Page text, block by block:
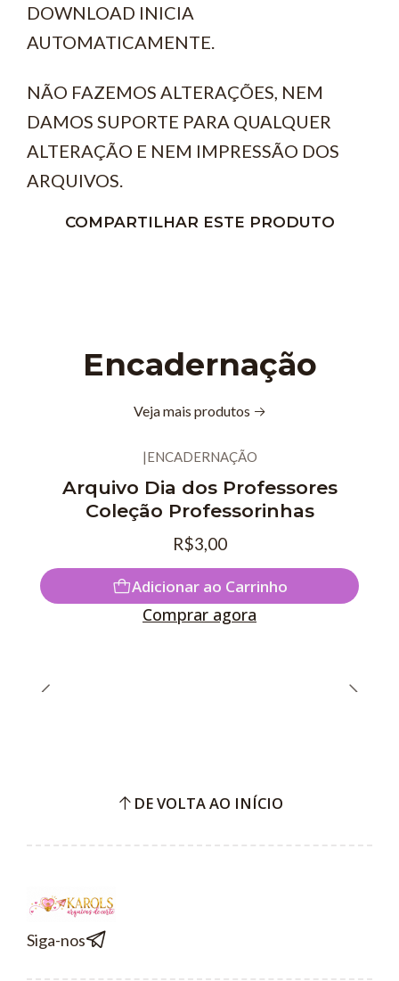
DOWNLOAD INICIA
AUTOMATICAMENTE.
NÃO FAZEMOS ALTERAÇÕES, NEM
DAMOS SUPORTE PARA QUALQUER
ALTERAÇÃO E NEM IMPRESSÃO DOS
ARQUIVOS.
COMPARTILHAR ESTE PRODUTO
Encadernação
Veja mais produtos
|ENCADERNAÇÃO
Arquivo Dia dos Professores
Coleção Professorinhas
R$3,00
Adicionar ao Carrinho
Comprar agora
DE VOLTA AO INÍCIO
Siga-nos